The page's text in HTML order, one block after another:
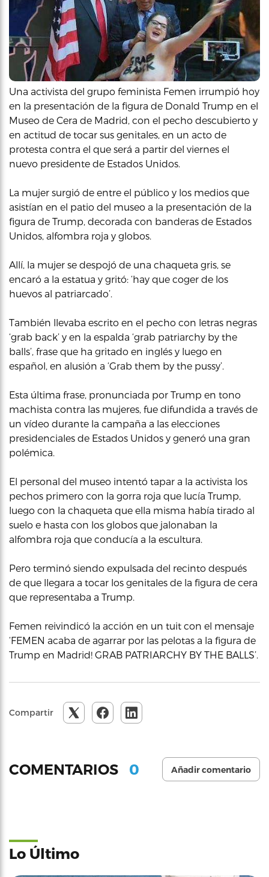
Una activista del grupo feminista Femen irrumpió hoy
en la presentación de la figura de Donald Trump en el
Museo de Cera de Madrid, con el pecho descubierto y
en actitud de tocar sus genitales, en un acto de
protesta contra el que será a partir del viernes el
nuevo presidente de Estados Unidos.
La mujer surgió de entre el público y los medios que
asistían en el patio del museo a la presentación de la
figura de Trump, decorada con banderas de Estados
Unidos, alfombra roja y globos.
Allí, la mujer se despojó de una chaqueta gris, se
encaró a la estatua y gritó: ‘hay que coger de los
huevos al patriarcado’.
También llevaba escrito en el pecho con letras negras
‘grab back’ y en la espalda ‘grab patriarchy by the
balls’, frase que ha gritado en inglés y luego en
español, en alusión a ‘Grab them by the pussy’.
Esta última frase, pronunciada por Trump en tono
machista contra las mujeres, fue difundida a través de
un vídeo durante la campaña a las elecciones
presidenciales de Estados Unidos y generó una gran
polémica.
El personal del museo intentó tapar a la activista los
pechos primero con la gorra roja que lucía Trump,
luego con la chaqueta que ella misma había tirado al
suelo e hasta con los globos que jalonaban la
alfombra roja que conducía a la escultura.
Pero terminó siendo expulsada del recinto después
de que llegara a tocar los genitales de la figura de cera
que representaba a Trump.
Femen reivindicó la acción en un tuit con el mensaje
‘FEMEN acaba de agarrar por las pelotas a la figura de
Trump en Madrid! GRAB PATRIARCHY BY THE BALLS’.
Compartir
COMENTARIOS 0 Añadir comentario
Lo Último